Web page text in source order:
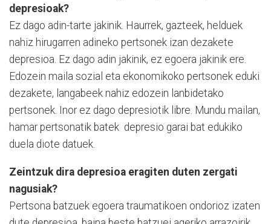
depresioak?
Ez dago adin-tarte jakinik. Haurrek, gazteek, helduek
nahiz hirugarren adineko pertsonek izan dezakete
depresioa. Ez dago adin jakinik, ez egoera jakinik ere.
Edozein maila sozial eta ekonomikoko pertsonek eduki
dezakete, langabeek nahiz edozein lanbidetako
pertsonek. Inor ez dago depresiotik libre. Mundu mailan,
hamar pertsonatik batek depresio garai bat edukiko
duela diote datuek.
Zeintzuk dira depresioa eragiten duten zergati
nagusiak?
Pertsona batzuek egoera traumatikoen ondorioz izaten